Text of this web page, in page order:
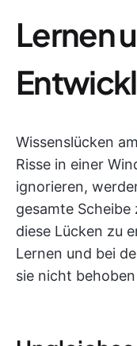
Lernen
Wissenslücken
Risse in einer
ignorieren,
gesamte
diese Lücken zu
Lernen und bei
sie nicht